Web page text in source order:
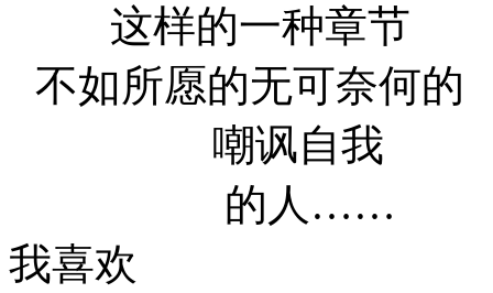
这样的一种
不如所愿的无可奈
嘲讽自我 努力
的人…… (
我喜欢